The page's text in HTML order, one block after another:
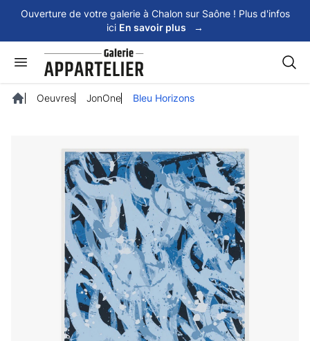
Ouverture de votre galerie à Chalon sur Saône ! Plus d'infos
ici En savoir plus →
Oeuvres JonOne Bleu Horizons
Panneau de gestion des cookies